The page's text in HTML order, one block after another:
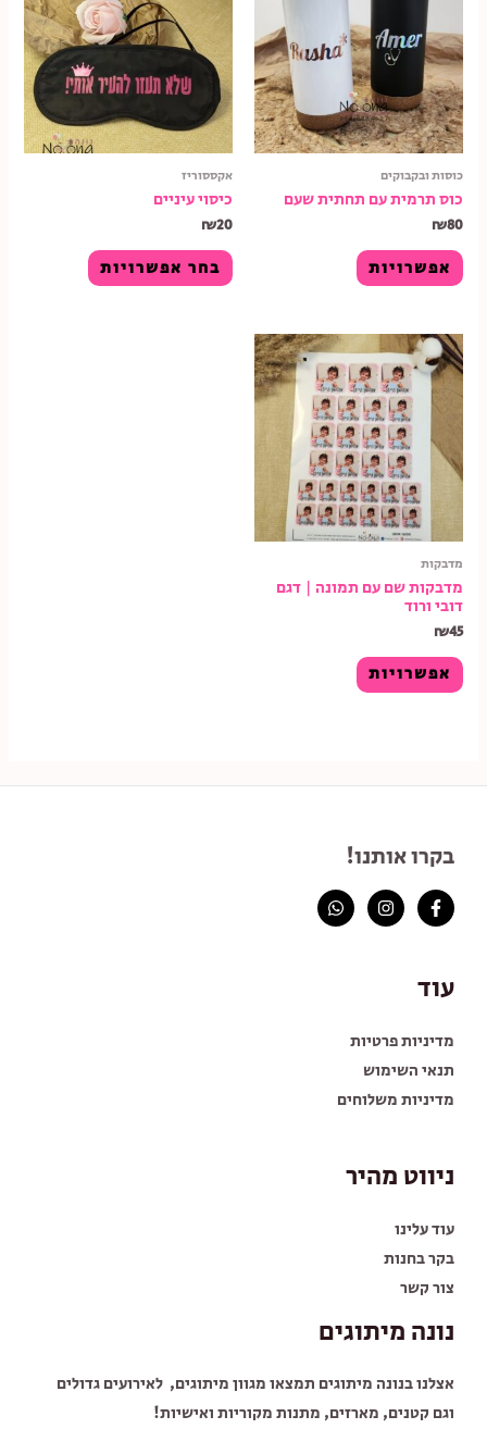
כוסות ובקבוקים
כוס תרמית עם תחתית שעם
₪80
אפשרויות
אקססוריז
כיסוי עיניים
₪20
בחר אפשרויות
מדבקות
מדבקות שם עם תמונה | דגם
דובי ורוד
₪45
אפשרויות
בקרו אותנו!
עוד
מדיניות פרטיות
תנאי השימוש
מדיניות משלוחים
ניווט מהיר
עוד עלינו
בקר בחנות
צור קשר
נונה מיתוגים
אצלנו בנונה מיתוגים תמצאו מגוון מיתוגים, לאירועים גדולים
וגם קטנים, מארזים, מתנות מקוריות ואישיות!